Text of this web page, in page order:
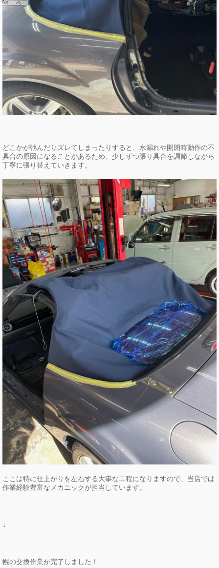
どこかが弛んだりズレてしまったりすると、水漏れや開閉時動作の不
具合の原因になることがあるため、少しずつ張り具合を調節しながら
丁寧に張り替えていきます。
ここは特に仕上がりを左右する大事な工程になりますので、当店では
作業経験豊富なメカニックが担当しています。
↓
幌の交換作業が完了しました！